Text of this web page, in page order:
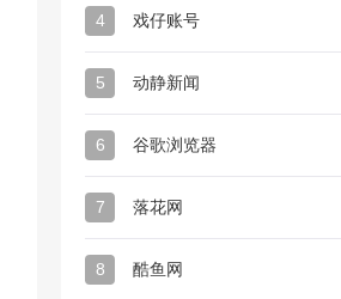
4 戏仔账号
5 动静新闻
6 谷歌浏览器
7 落花网
8 酷鱼网